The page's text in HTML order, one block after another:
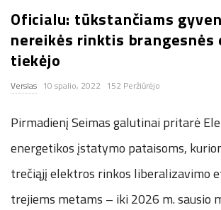
n
.
n
e
t
Oficialu: tūkstančiams
nereikės rinktis brangesnės
tiekėjo
Verslas 10 spalio, 2022 152 Peržiūrėjo
Pirmadienį Seimas galutinai pritarė
energetikos įstatymo pataisoms,
trečiąjį elektros rinkos liberalizavimo
trejiems metams – iki 2026 m. sausio